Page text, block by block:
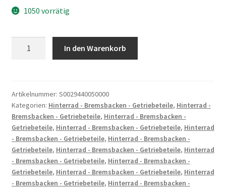
1050 vorrätig
Menge
In den Warenkorb
Artikelnummer: S0029440050000
Kategorien: Hinterrad - Bremsbacken - Getriebeteile, Hinterrad -
Bremsbacken - Getriebeteile, Hinterrad - Bremsbacken -
Getriebeteile, Hinterrad - Bremsbacken - Getriebeteile, Hinterrad
- Bremsbacken - Getriebeteile, Hinterrad - Bremsbacken -
Getriebeteile, Hinterrad - Bremsbacken - Getriebeteile, Hinterrad
- Bremsbacken - Getriebeteile, Hinterrad - Bremsbacken -
Getriebeteile, Hinterrad - Bremsbacken - Getriebeteile, Hinterrad
- Bremsbacken - Getriebeteile, Hinterrad - Bremsbacken -